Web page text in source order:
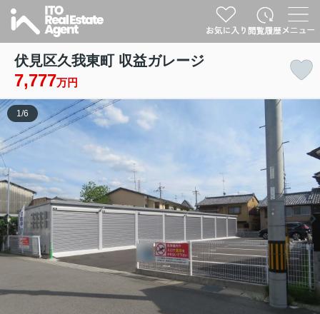
伏見区久我東町 収益ガレージ
7,777万円
1 /6